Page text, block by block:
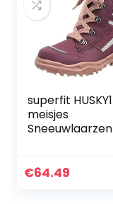
superfit HUSKY1
meisjes
Sneeuwlaarzen
€64.49